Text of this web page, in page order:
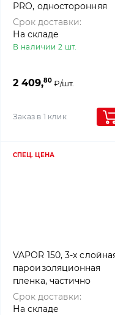
PRO, односторонняя
клейкая лента для
наружных и
работ, 25м, 4roof
Срок доставки:
На складе
В наличии 2 шт.
2 409,80 ₽/шт.
Заказ в 1 клик
СПЕЦ. ЦЕНА
VAPOR 150, 3-х
пароизоляционная
пленка, частично
проницаемая, 150гр/м2,
1.5х50м, Rothoblaas
Срок доставки:
На складе